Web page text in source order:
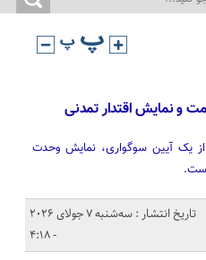
و نمایش اقتدار تمدنی
از یک آیین سوگواری، نمایش وحدت
تاریخ انتشار : سه‌شنبه 7 جولای 2026
- 4:18